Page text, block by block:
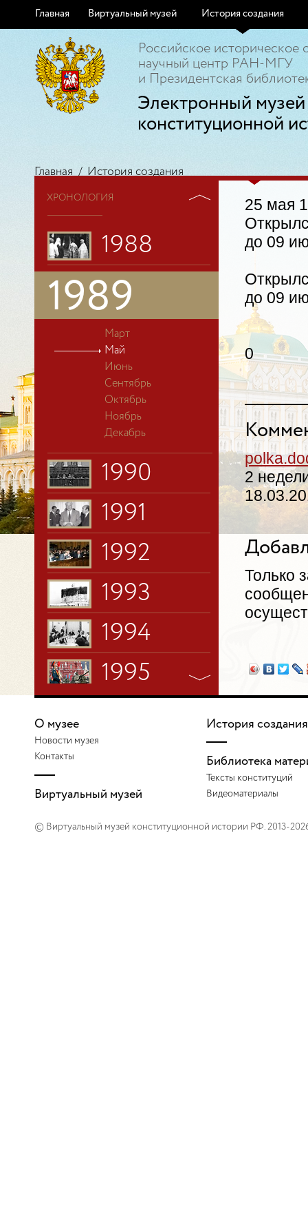
Главная Виртуальный музей История создания
Российское историческое
научный центр РАН-МГУ
и Президентская
Электронный музей
конституционной
Главная / История создания
ХРОНОЛОГИЯ
1988
1989
Март
Май
Июнь
Сентябрь
Октябрь
Ноябрь
Декабрь
1990
1991
1992
1993
1994
1995
1998
1999
25 мая
до 09
до 09
0
2
Только
О музее
Новости музея
Контакты
Виртуальный музей
История создания
Библиотека
Тексты конституций
Видеоматериалы
© Виртуальный музей конституционной истории РФ. 2013-